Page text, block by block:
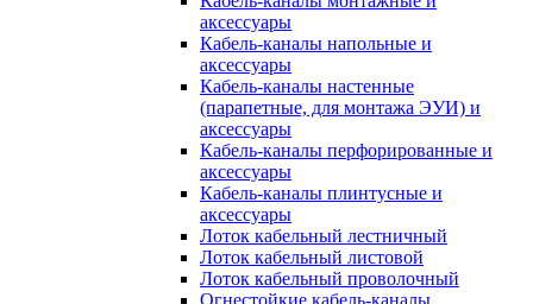
аксессуары
Кабель-каналы напольные и
аксессуары
Кабель-каналы настенные
(парапетные, для монтажа ЭУИ) и
аксессуары
Кабель-каналы перфорированные и
аксессуары
Кабель-каналы плинтусные и
аксессуары
Лоток кабельный лестничный
Лоток кабельный листовой
Лоток кабельный проволочный
Огнестойкие кабель-каналы